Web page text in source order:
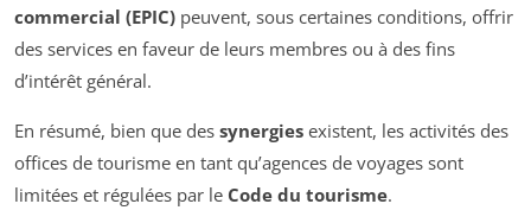
commercial (EPIC) peuvent, sous certaines conditions, offrir
des services en faveur de leurs membres ou à des fins
d’intérêt général.
En résumé, bien que des synergies existent, les activités des
offices de tourisme en tant qu’agences de voyages sont
limitées et régulées par le Code du tourisme.